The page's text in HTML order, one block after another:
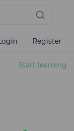
Register
Start learning